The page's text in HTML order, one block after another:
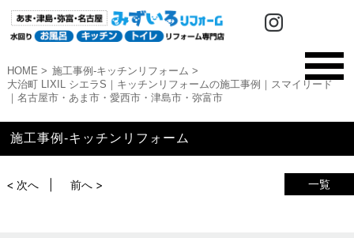
HOME
施工事例-キッチンリフォーム
大治町 LIXIL シエラS｜キッチンリフォームの施工事例｜スマイリード
｜名古屋市・あま市・愛西市・津島市・弥富市
施工事例-キッチンリフォーム
一覧
< 次へ 前へ >